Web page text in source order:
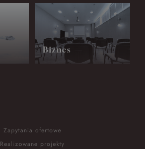
Biznes
Zapytania ofertowe
Realizowane projekty